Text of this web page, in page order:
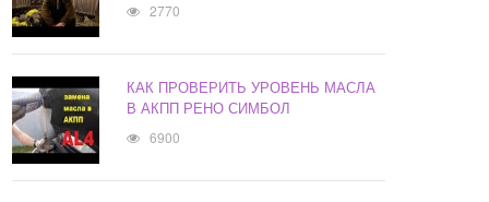
2770
КАК ПРОВЕРИТЬ УРОВЕНЬ МАСЛА
В АКПП РЕНО СИМБОЛ
6900